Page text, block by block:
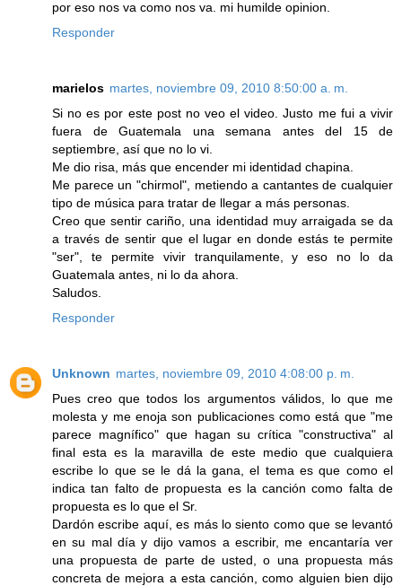
por eso nos va como nos va. mi humilde opinion.
Responder
marielos martes, noviembre 09, 2010 8:50:00 a. m.
Si no es por este post no veo el video. Justo me fui a vivir
fuera de Guatemala una semana antes del 15 de
septiembre, así que no lo vi.
Me dio risa, más que encender mi identidad chapina.
Me parece un "chirmol", metiendo a cantantes de cualquier
tipo de música para tratar de llegar a más personas.
Creo que sentir cariño, una identidad muy arraigada se da
a través de sentir que el lugar en donde estás te permite
"ser", te permite vivir tranquilamente, y eso no lo da
Guatemala antes, ni lo da ahora.
Saludos.
Responder
Unknown martes, noviembre 09, 2010 4:08:00 p. m.
Pues creo que todos los argumentos válidos, lo que me
molesta y me enoja son publicaciones como está que "me
parece magnífico" que hagan su crítica "constructiva" al
final esta es la maravilla de este medio que cualquiera
escribe lo que se le dá la gana, el tema es que como el
indica tan falto de propuesta es la canción como falta de
propuesta es lo que el Sr.
Dardón escribe aquí, es más lo siento como que se levantó
en su mal día y dijo vamos a escribir, me encantaría ver
una propuesta de parte de usted, o una propuesta más
concreta de mejora a esta canción, como alguien bien dijo